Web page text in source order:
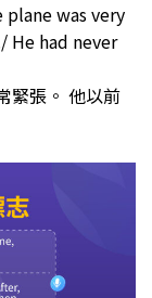
was very
He had never
緊張。 他以前